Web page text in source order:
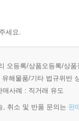
르바스는 항구의
태어난 새끼갈매기
소르바스와 그의 친
가르쳐보지만 열일
세요.
오등록/상품오등록/상
해물품/기타 법규위반
매사례 : 직거래 유도
, 취소 및 반품 문의는 판